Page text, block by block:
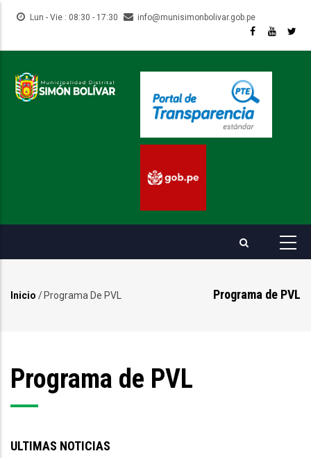
Pasar
contenido
Lun - Vie : 08:30 - 17:30 info@munisimonbolivar.gob.pe
Programa de PVL
Sobrescribir
ayuda
a
navegación
Inicio / Programa De PVL
Programa de PVL
ULTIMAS NOTICIAS